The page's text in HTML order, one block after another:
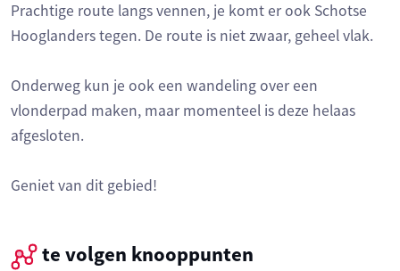
Prachtige route langs vennen, je komt er ook Schotse
Hooglanders tegen. De route is niet zwaar, geheel vlak.
Onderweg kun je ook een wandeling over een
vlonderpad maken, maar momenteel is deze helaas
afgesloten.
Geniet van dit gebied!
te volgen knooppunten